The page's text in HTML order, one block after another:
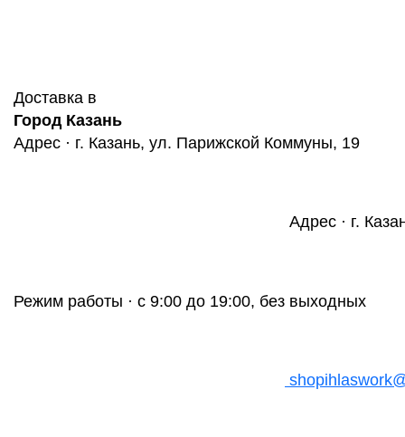
Доставка в
Город Казань
Адрес · г. Казань, ул. Парижской Коммуны, 19
Адрес · г.
Режим работы · с 9:00 до 19:00, без выходных